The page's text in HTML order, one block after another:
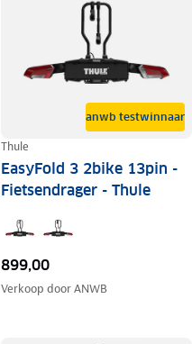
anwb testwinnaar
Thule
EasyFold 3 2bike 13pin -
Fietsendrager - Thule
899,00
Verkoop doorANWB